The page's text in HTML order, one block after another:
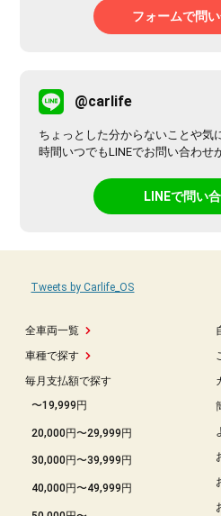
フォームで問
@carlife
ちょっとした分からないことや気
時間いつでもLINEでお問い合わせ
LINEで問い
全車両一覧
車種で探す
毎月支払額で探す
〜19,999円
20,000円〜29,999円
30,000円〜39,999円
40,000円〜49,999円
Tweets by Carlife_OS